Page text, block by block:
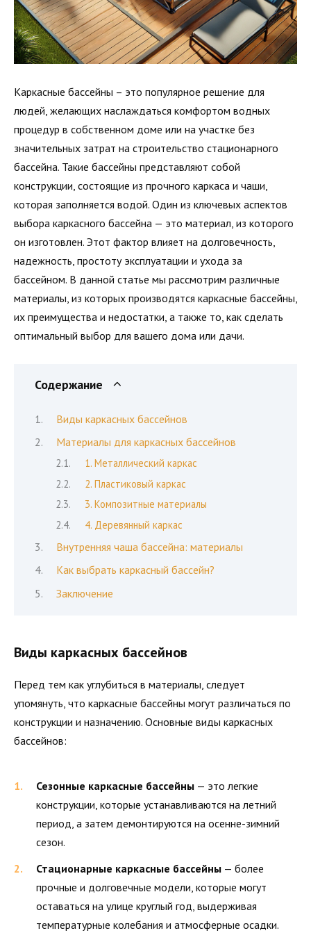
Каркасные бассейны – это популярное решение для
людей, желающих наслаждаться комфортом водных
процедур в собственном доме или на участке без
значительных затрат на строительство стационарного
бассейна. Такие бассейны представляют собой
конструкции, состоящие из прочного каркаса и чаши,
которая заполняется водой. Один из ключевых аспектов
выбора каркасного бассейна — это материал, из которого
он изготовлен. Этот фактор влияет на долговечность,
надежность, простоту эксплуатации и ухода за
бассейном. В данной статье мы рассмотрим различные
материалы, из которых производятся каркасные бассейны,
их преимущества и недостатки, а также то, как сделать
оптимальный выбор для вашего дома или дачи.
Содержание
Виды каркасных бассейнов
Материалы для каркасных бассейнов
1. Металлический каркас
2. Пластиковый каркас
3. Композитные материалы
4. Деревянный каркас
Внутренняя чаша бассейна: материалы
Как выбрать каркасный бассейн?
Заключение
Виды каркасных бассейнов
Перед тем как углубиться в материалы, следует
упомянуть, что каркасные бассейны могут различаться по
конструкции и назначению. Основные виды каркасных
бассейнов:
Сезонные каркасные бассейны — это легкие
конструкции, которые устанавливаются на летний
период, а затем демонтируются на осенне-зимний
сезон.
Стационарные каркасные бассейны — более
прочные и долговечные модели, которые могут
оставаться на улице круглый год, выдерживая
температурные колебания и атмосферные осадки.